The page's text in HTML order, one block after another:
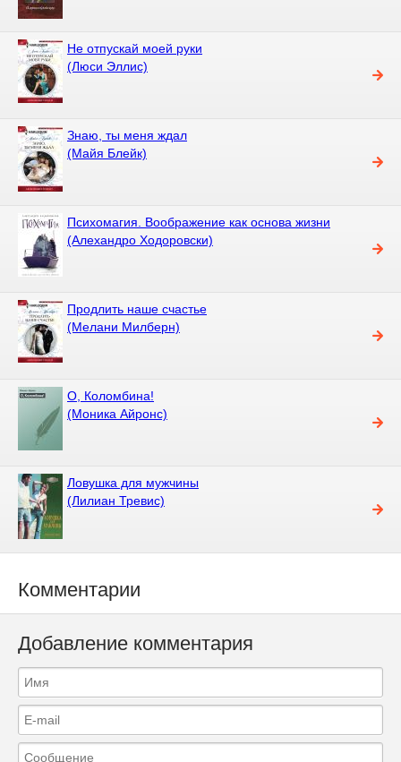
Не отпускай моей руки
(Люси Эллис)
Знаю, ты меня ждал
(Майя Блейк)
Психомагия. Воображение как основа жизни
(Алехандро Ходоровски)
Продлить наше счастье
(Мелани Милберн)
О, Коломбина!
(Моника Айронс)
Ловушка для мужчины
(Лилиан Тревис)
Комментарии
Добавление комментария